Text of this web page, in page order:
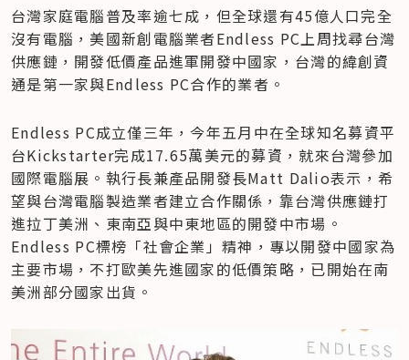
台灣家庭電腦普及率逾七成，但全球還有45億人口完全
沒有電腦，美國新創電腦業者Endless PC上周找尋台灣
供應鏈，開發低價產品進軍開發中國家，台灣的緯創資
通是第一家與Endless PC合作的業者。
Endless PC成立僅三年，今年五月中在全球知名募資平
台Kickstarter完成17.65萬美元的募資，就來台灣參加
國際電腦展。執行長兼產品開發長Matt Dalio表示，希
望與台灣電腦製造業者建立合作關係，靠台灣供應鏈打
進拉丁美洲、東南亞與中東地區的開發中市場。
Endless PC標榜「社會企業」精神，專以開發中國家為
主要市場，不打歐美先進國家的低價策略，已開始在南
美洲部分國家出貨。